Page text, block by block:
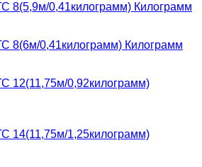
8(5,9м/0,41килограмм) Килограмм
8(6м/0,41килограмм) Килограмм
12(11,75м/0,92килограмм)
14(11,75м/1,25килограмм)